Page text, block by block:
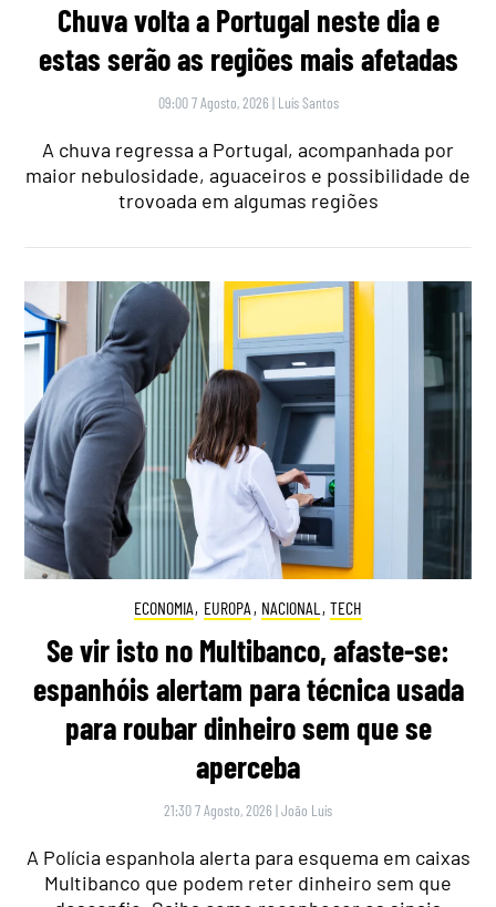
Chuva volta a Portugal neste dia e
estas serão as regiões mais afetadas
09:00 7 Agosto, 2026 | Luís Santos
A chuva regressa a Portugal, acompanhada por
maior nebulosidade, aguaceiros e possibilidade de
trovoada em algumas regiões
ECONOMIA, EUROPA , NACIONAL , TECH
Se vir isto no Multibanco, afaste-se:
espanhóis alertam para técnica usada
para roubar dinheiro sem que se
aperceba
21:30 7 Agosto, 2026 |João Luís
A Polícia espanhola alerta para esquema em caixas
Multibanco que podem reter dinheiro sem que